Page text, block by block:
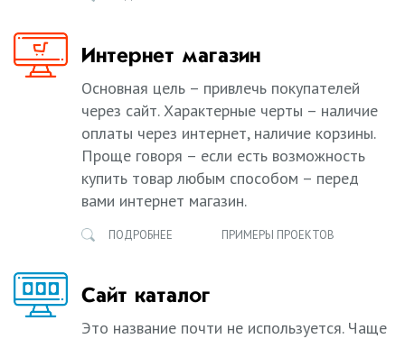
Интернет магазин
Основная цель – привлечь покупателей
через сайт. Характерные черты – наличие
оплаты через интернет, наличие корзины.
Проще говоря – если есть возможность
купить товар любым способом – перед
вами интернет магазин.
ПОДРОБНЕЕ ПРИМЕРЫ ПРОЕКТОВ
Сайт каталог
Это название почти не используется. Чаще